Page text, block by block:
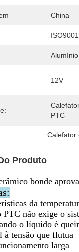
China
Alumínio
12V
PTC
Calefator
Produto
bonde
da
PTC não exige o
o líquido é
à tensão que flutua
larga